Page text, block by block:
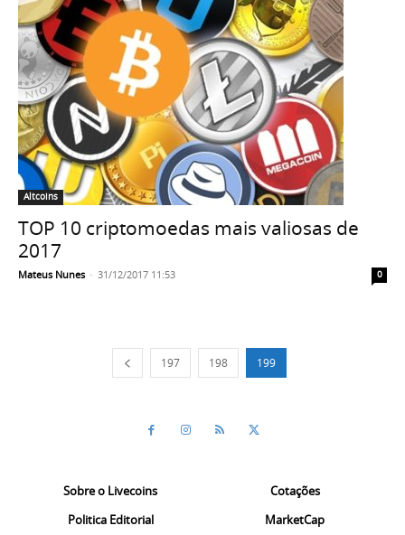
Altcoins
TOP 10 criptomoedas mais valiosas de
2017
Mateus Nunes - 31/12/2017 11:53 0
197 198 199
Sobre o Livecoins
Politica Editorial
Cotações
MarketCap